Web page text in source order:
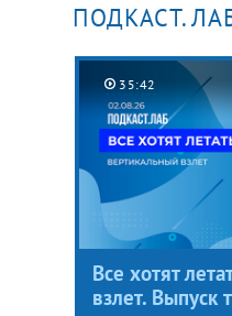
35:42
Все хотят
взлет. Выпуск